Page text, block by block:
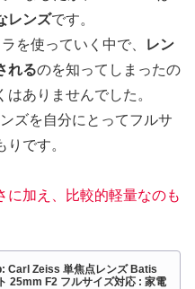
レンズです。
を使っていく中で、
レン
れるのを知ってしまったの
ありませんでした。
ズを自分にとってフルサ
です。
に加え、比較的軽量なのも
Carl Zeiss 単焦点レンズ Batis
25mm F2 フルサイズ対応 : 家電